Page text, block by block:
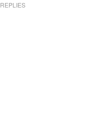
REPLIES